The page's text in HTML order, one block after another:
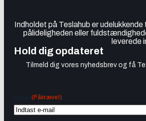
Indholdet på Teslahub er
pålideligheden eller
leverede
Hold dig opdateret
Tilmeld dig vores nyhedsbrev og få
(Påkrævet)